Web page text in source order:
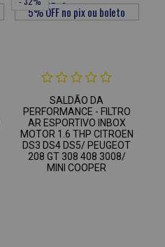
SALDÃO DA
PERFORMANCE - FILTRO
AR ESPORTIVO INBOX
MOTOR 1.6 THP CITROEN
DS3 DS4 DS5/ PEUGEOT
208 GT 308 408 3008/
MINI COOPER